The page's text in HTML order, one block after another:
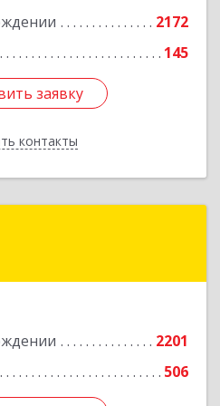
2172
145
заявку
контакты
Подробнее
заявку
2201
506
Подробнее